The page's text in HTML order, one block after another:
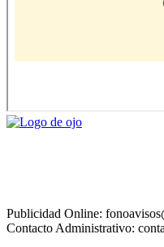
Publicidad Online:
Contacto Administrativo: